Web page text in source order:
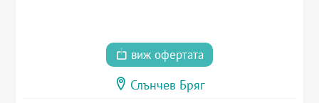
виж офертата
Слънчев Бряг